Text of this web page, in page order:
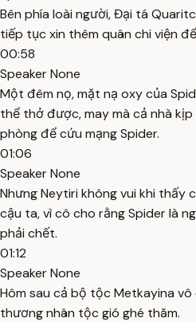
Bên phía loài người, Đại tá
tiếp tục xin thêm quân chi viện
00:58
Speaker None
Một đêm nọ, mặt nạ oxy của
thể thở được, may mà cả nhà
phòng để cứu mạng Spider.
01:06
Speaker None
Nhưng Neytiri không vui khi thấy
cậu ta, vì cô cho rằng Spider là
phải chết.
01:12
Speaker None
Hôm sau cả bộ tộc Metkayina
thương nhân tộc gió ghé thăm.